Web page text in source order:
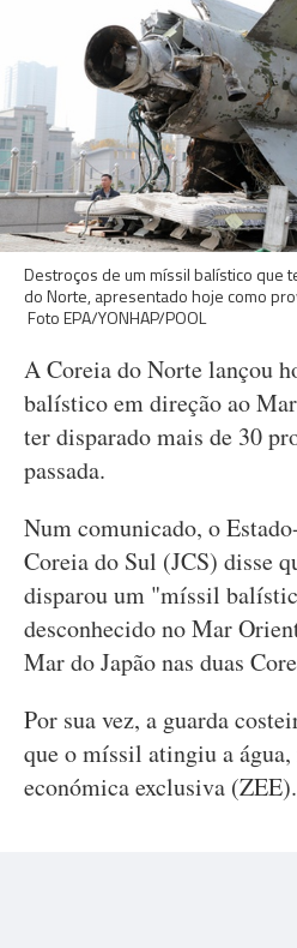
Destroços de um míssil balístico que
do Norte, apresentado hoje como
Foto EPA/YONHAP/POOL
A Coreia do Norte lançou
balístico em direção ao
ter disparado mais de 30
passada.
Num comunicado, o
Coreia do Sul (JCS) disse
disparou um "míssil
desconhecido no Mar
Mar do Japão nas duas
Por sua vez, a guarda
que o míssil atingiu a água,
económica exclusiva (ZEE).